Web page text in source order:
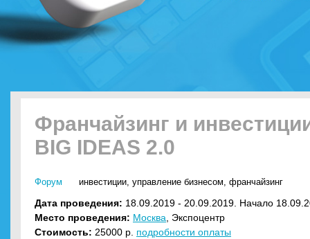
Франчайзинг и
BIG IDEAS 2.0
Форум инвестиции, управление бизнесом, франчайзинг
Дата проведения: 18.09.2019 - 20.09.2019. Начало
Место проведения: Москва , Экспоцентр
Стоимость: 25000 р. подробности оплаты